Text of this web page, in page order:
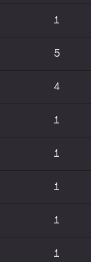
1
5
4
1
1
1
1
1